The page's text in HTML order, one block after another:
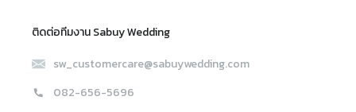
ติดต่อทีมงาน Sabuy Wedding
sw_customercare@sabuywedding.com
082-656-5696